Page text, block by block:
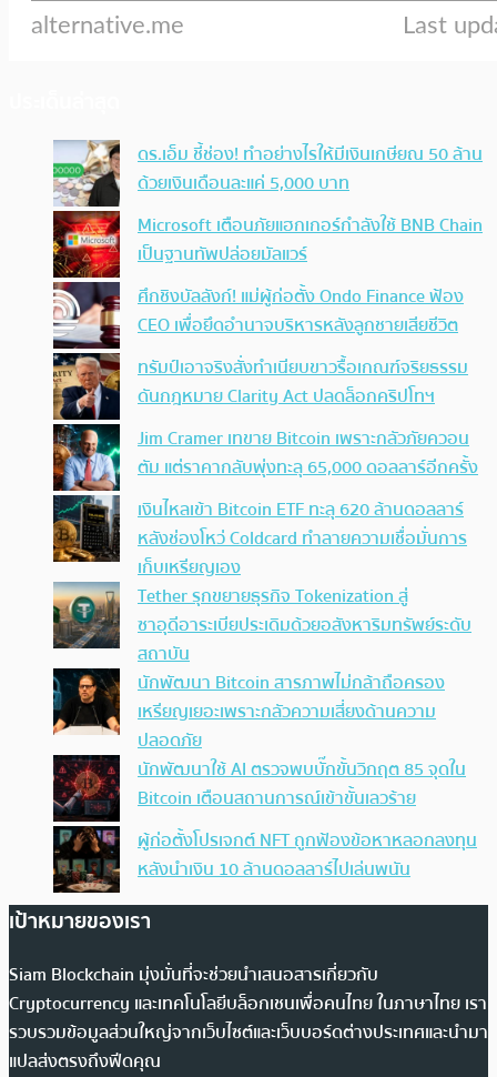
ดร.เอ็ม ชี้ช่อง! ทำอย่างไรให้มีเงินเกษียณ 50 ล้าน
ด้วยเงินเดือนละแค่ 5,000 บาท
Microsoft เตือนภัยแฮกเกอร์กำลังใช้ BNB Chain
เป็นฐานทัพปล่อยมัลแวร์
ศึกชิงบัลลังก์! แม่ผู้ก่อตั้ง Ondo Finance ฟ้อง
CEO เพื่อยึดอำนาจบริหารหลังลูกชายเสียชีวิต
ทรัมป์เอาจริง สั่งทำเนียบขาวรื้อเกณฑ์จริยธรรม
ดันกฎหมาย Clarity Act ปลดล็อกคริปโทฯ
Jim Cramer เทขาย Bitcoin เพราะกลัวภัยควอน
ตัม แต่ราคากลับพุ่งทะลุ 65,000 ดอลลาร์อีกครั้ง
เงินไหลเข้า Bitcoin ETF ทะลุ 620 ล้านดอลลาร์
หลังช่องโหว่ Coldcard ทำลายความเชื่อมั่นการ
เก็บเหรียญเอง
Tether รุกขยายธุรกิจ Tokenization สู่
ซาอุดีอาระเบียประเดิมด้วยอสังหาริมทรัพย์ระดับ
สถาบัน
นักพัฒนา Bitcoin สารภาพไม่กล้าถือครอง
เหรียญเยอะเพราะกลัวความเสี่ยงด้านความ
ปลอดภัย
นักพัฒนาใช้ AI ตรวจพบบั๊กขั้นวิกฤต 85 จุดใน
Bitcoin เตือนสถานการณ์เข้าขั้นเลวร้าย
ผู้ก่อตั้งโปรเจกต์ NFT ถูกฟ้องข้อหาหลอกลงทุน
หลังนำเงิน 10 ล้านดอลลาร์ไปเล่นพนัน
เป้าหมายของเรา
Siam Blockchain มุ่งมั่นที่จะช่วยนำเสนอสารเกี่ยวกับ
Cryptocurrency และเทคโนโลยีบล็อกเชนเพื่อคนไทย ในภาษาไทย เรา
รวบรวมข้อมูลส่วนใหญ่จากเว็บไซต์และเว็บบอร์ดต่างประเทศและนำมา
แปลส่งตรงถึงฟีดคุณ